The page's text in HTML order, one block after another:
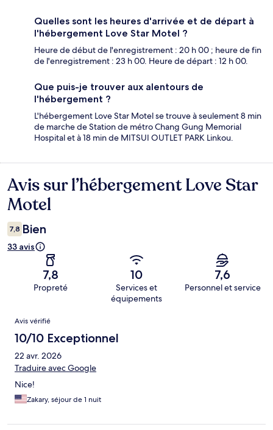
Quelles sont les heures d'arrivée et de départ à
l'hébergement Love Star Motel ?
Heure de début de l'enregistrement : 20 h 00 ; heure de fin
de l'enregistrement : 23 h 00. Heure de départ : 12 h 00.
Que puis-je trouver aux alentours de
l'hébergement ?
L'hébergement Love Star Motel se trouve à seulement 8 min
de marche de Station de métro Chang Gung Memorial
Hospital et à 18 min de MITSUI OUTLET PARK Linkou.
Avis
Avis sur l’hébergement Love Star
Motel
7,8 Bien
33 avis
7,8
Propreté
10
Services et
équipements
7,6
Personnel et service
Avis
Avis vérifié
10/10 Exceptionnel
22 avr. 2026
Traduire avec Google
Nice!
Zakary, séjour de 1 nuit